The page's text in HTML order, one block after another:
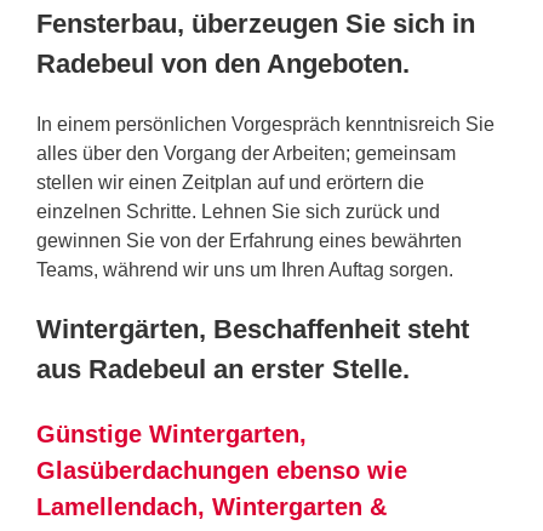
Fensterbau, überzeugen Sie sich in
Radebeul von den Angeboten.
In einem persönlichen Vorgespräch kenntnisreich Sie
alles über den Vorgang der Arbeiten; gemeinsam
stellen wir einen Zeitplan auf und erörtern die
einzelnen Schritte. Lehnen Sie sich zurück und
gewinnen Sie von der Erfahrung eines bewährten
Teams, während wir uns um Ihren Auftag sorgen.
Wintergärten, Beschaffenheit steht
aus Radebeul an erster Stelle.
Günstige Wintergarten,
Glasüberdachungen ebenso wie
Lamellendach, Wintergarten &